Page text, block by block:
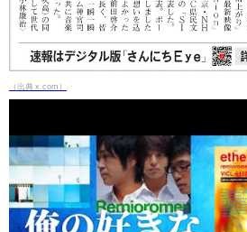
（出典 x.com）